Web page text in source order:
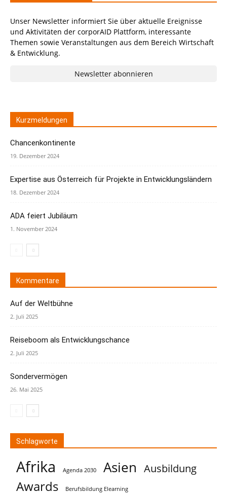
Unser Newsletter informiert Sie über aktuelle Ereignisse
und Aktivitäten der corporAID Plattform, interessante
Themen sowie Veranstaltungen aus dem Bereich Wirtschaft
& Entwicklung.
Newsletter abonnieren
Kurzmeldungen
Chancenkontinente
19. Dezember 2024
Expertise aus Österreich für Projekte in Entwicklungsländern
18. Dezember 2024
ADA feiert Jubiläum
1. November 2024
Kommentare
Auf der Weltbühne
2. Juli 2025
Reiseboom als Entwicklungschance
2. Juli 2025
Sondervermögen
26. Mai 2025
Schlagworte
Afrika Agenda 2030 Asien Ausbildung
Awards Berufsbildung Elearning